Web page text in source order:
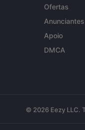
Ofertas
Anunciantes
Apoio
DMCA
© 2026 Eezy LLC.